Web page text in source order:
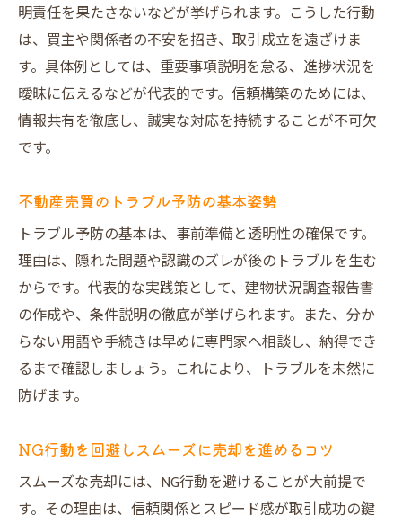
明責任を果たさないなどが挙げられます。こうした行動
は、買主や関係者の不安を招き、取引成立を遠ざけま
す。具体例としては、重要事項説明を怠る、進捗状況を
曖昧に伝えるなどが代表的です。信頼構築のためには、
情報共有を徹底し、誠実な対応を持続することが不可欠
です。
不動産売買のトラブル予防の基本姿勢
トラブル予防の基本は、事前準備と透明性の確保です。
理由は、隠れた問題や認識のズレが後のトラブルを生む
からです。代表的な実践策として、建物状況調査報告書
の作成や、条件説明の徹底が挙げられます。また、分か
らない用語や手続きは早めに専門家へ相談し、納得でき
るまで確認しましょう。これにより、トラブルを未然に
防げます。
NG行動を回避しスムーズに売却を進めるコツ
スムーズな売却には、NG行動を避けることが大前提で
す。その理由は、信頼関係とスピード感が取引成功の鍵